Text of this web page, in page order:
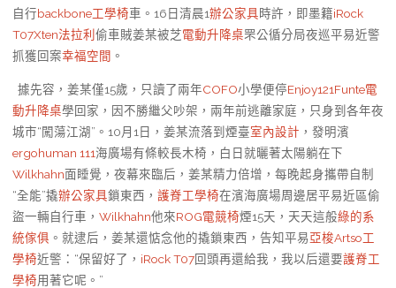
自行backbone工學椅車。16日清晨1辦公家具時許，即墨籍iRock
T07Xten法拉利 偷車賊姜某被芝電動升降桌罘公循分局夜巡平易近警
抓獲回案幸福空間 。
據先容，姜某僅15歲，只讀了兩年COFO小學便停Enjoy121Funte電
動升降桌學回家，因不勝繼父吵架，兩年前逃離家庭，只身到各年夜
城市“闖蕩江湖”。10月1日，姜某流落到煙臺室內設計 ，發明濱
ergohuman 111海廣場有條較長木椅，白日就曬著太陽躺在下
Wilkhahn面睡覺，夜幕來臨后，姜某精力倍增，每晚起身攜帶自制
“全能”撬辦公家具鎖東西， 護脊工學椅在濱海廣場周邊居平易近區偷
盜一輛自行車， Wilkhahn他來ROG電競椅煙15天，天天這般綠的系
統傢俱 。就逮后，姜某還惦念他的撬鎖東西，告知平易亞梭Artso工
學椅近警：“保留好了， iRock T07回頭再還給我，我以后還要護脊工
學椅用著它呢。”